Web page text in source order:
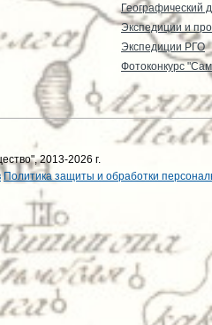
Географический
Экспедиции и
Экспедиции РГО
Фотоконкурс
2013-2026 г.
Политика защиты и обработки